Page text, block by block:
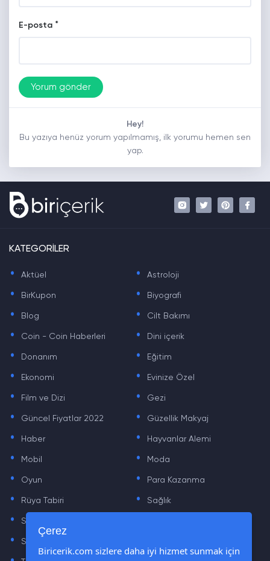
E-posta *
Hey!
Bu yazıya henüz yorum yapılmamış, ilk yorumu hemen sen
yap.
KATEGORİLER
. Aktüel . Astroloji
. BirKupon . Biyografi
. Blog . Cilt Bakımı
. Coin - Coin Haberleri . Dini içerik
. Donanım . Eğitim
. Ekonomi . Evinize Özel
. Film ve Dizi . Gezi
. Güncel Fiyatlar 2022 . Güzellik Makyaj
. Haber . Hayvanlar Alemi
. Mobil . Moda
. Oyun . Para Kazanma
. Rüya Tabiri . Sağlık
. Sinema .
. Sözler
. .
Çerez
Biricerik.com sizlere daha iyi hizmet sunmak için